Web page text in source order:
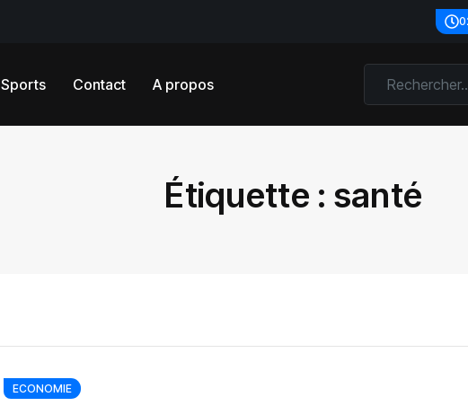
Sports Contact A propos
Étiquette : santé ‎
ECONOMIE